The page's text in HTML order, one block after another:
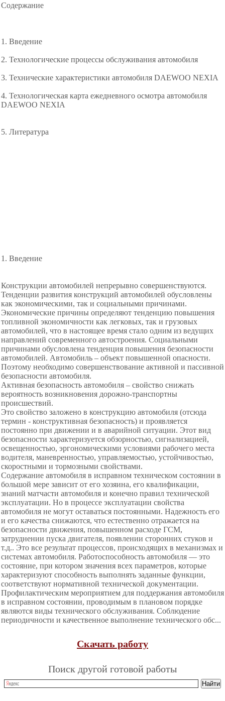
Содержание
1. Введение
2. Технологические процессы обслуживания автомобиля
3. Технические характеристики автомобиля DAEWOO NEXIA
4. Технологическая карта ежедневного осмотра автомобиля
DAEWOO NEXIA
5. Литература
1. Введение
Конструкции автомобилей непрерывно совершенствуются.
Тенденции развития конструкций автомобилей обусловлены
как экономическими, так и социальными причинами.
Экономические причины определяют тенденцию повышения
топливной экономичности как легковых, так и грузовых
автомобилей, что в настоящее время стало одним из ведущих
направлений современного автостроения. Социальными
причинами обусловлена тенденция повышения безопасности
автомобилей. Автомобиль – объект повышенной опасности.
Поэтому необходимо совершенствование активной и пассивной
безопасности автомобиля.
Активная безопасность автомобиля – свойство снижать
вероятность возникновения дорожно-транспортны
происшествий.
Это свойство заложено в конструкцию автомобиля (отсюда
термин - конструктивная безопасность) и проявляется
постоянно при движении и в аварийной ситуации. Этот вид
безопасности характеризуется обзорностью, сигнализацией,
освещенностью, эргономическими условиями рабочего места
водителя, маневренностью, управляемостью, устойчивостью,
скоростными и тормозными свойствами.
Содержание автомобиля в исправном техническом состоянии в
большой мере зависит от его хозяина, его квалификации,
знаний матчасти автомобиля и конечно правил технической
эксплуатации. Но в процессе эксплуатации свойства
автомобиля не могут оставаться постоянными. Надежность его
и его качества снижаются, что естественно отражается на
безопасности движения, повышенном расходе ГСМ,
затруднении пуска двигателя, появлении сторонних стуков и
т.д.. Это все результат процессов, происходящих в механизмах и
системах автомобиля. Работоспособность автомобиля — это
состояние, при котором значения всех параметров, которые
характеризуют способность выполнять заданные функции,
соответствуют нормативной технической документации.
Профилактическим мероприятием для поддержания автомобиля
в исправном состоянии, проводимым в плановом порядке
являются виды технического обслуживания. Соблюдение
периодичности и качественное выполнение технического обс...
Скачать работу
Поиск другой готовой работы